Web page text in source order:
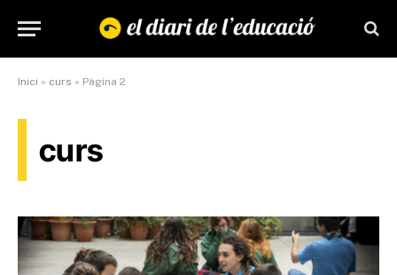
Inici » curs » Pàgina 2
curs